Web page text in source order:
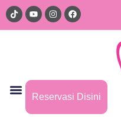
Reservasi Disini